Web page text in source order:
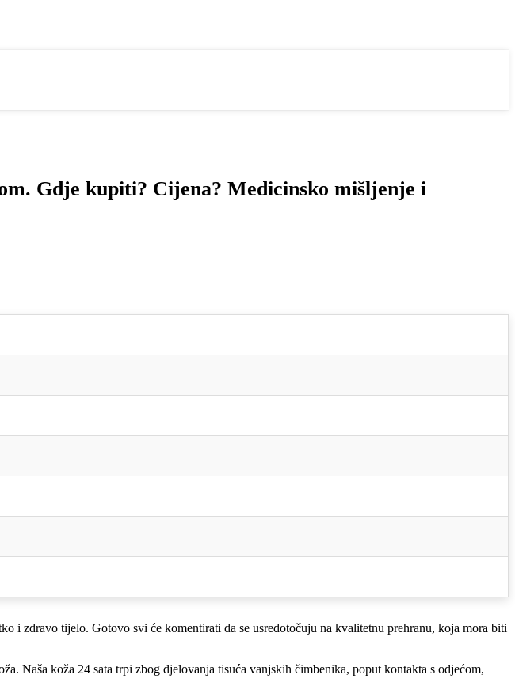
Gdje kupiti? Cijena? Medicinsko mišljenje i
zdravo tijelo. Gotovo svi će komentirati da se usredotočuju na kvalitetnu prehranu, koja mora biti
Naša koža 24 sata trpi zbog djelovanja tisuća vanjskih čimbenika, poput kontakta s odjećom,